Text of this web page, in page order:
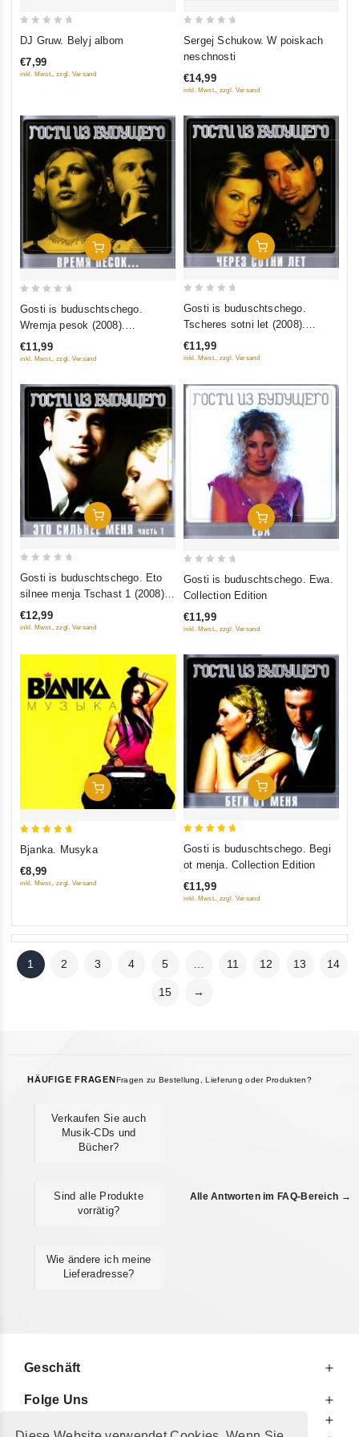
of
DJ Gruw. Belyj albom
€7,99
inkl. Mwst., zzgl. Versand
5
Sergej Schukow. W poiskach
neschnosti
€14,99
inkl. Mwst., zzgl. Versand
In Den Warenkorb
5
Gosti is buduschtschego.
Wremja pesok (2008).
Collection Edition
€11,99
inkl. Mwst., zzgl. Versand
In Den Warenkorb
5
Gosti is buduschtschego.
Tscheres sotni let (2008).
Collection Edition
€11,99
inkl. Mwst., zzgl. Versand
In Den Warenkorb
5
Gosti is buduschtschego. Eto
silnee menja Tschast 1 (2008).
Collection Edition
€12,99
inkl. Mwst., zzgl. Versand
In Den Warenkorb
5
Gosti is buduschtschego. Ewa.
Collection Edition
€11,99
inkl. Mwst., zzgl. Versand
In Den Warenkorb
out of 5
Bjanka. Musyka
€8,99
inkl. Mwst., zzgl. Versand
In Den Warenkorb
Gosti is buduschtschego. Begi
ot menja. Collection Edition
€11,99
inkl. Mwst., zzgl. Versand
1 2 3 4 5 11 12 13 14
15 →
HÄUFIGE FRAGEN Fragen zu Bestellung, Lieferung oder Produkten?
Verkaufen Sie auch
Musik-CDs und
Bücher?
Sind alle Produkte
vorrätig?
Wie ändere ich meine
Lieferadresse?
Alle Antworten im FAQ-Bereich →
Geschäft
Folge Uns